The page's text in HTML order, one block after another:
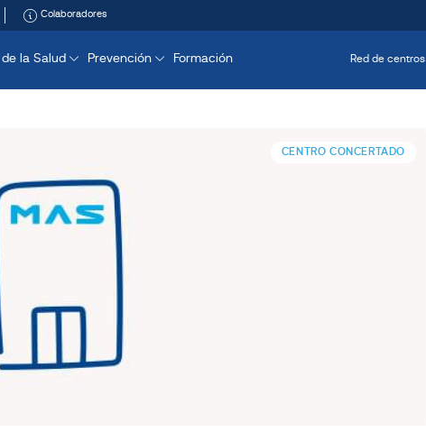
Colaboradores
la Salud Prevención Formación Red de centros
CENTRO CONCERTADO